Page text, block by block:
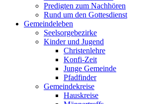
Predigten zum Nachhören
Rund um den Gottesdienst
Gemeindeleben
Seelsorgebezirke
Kinder und Jugend
Christenlehre
Konfi-Zeit
Junge Gemeinde
Pfadfinder
Gemeindekreise
Hauskreise